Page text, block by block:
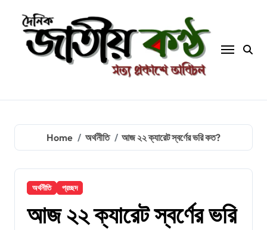
content
Home অর্থনীতি আজ ২২ ক্যারেট স্বর্ণের ভরি কত?
অর্থনীতি প্রচ্ছদ
আজ ২২ ক্যারেট স্বর্ণের ভরি